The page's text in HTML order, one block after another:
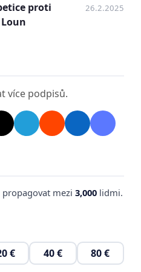
dostatečné diskuse s
by lépe reflektovala
o zjednosměrnění
vyváženého řešení.
a respektovat
proti
26.2.2025
více podpisů.
mezi 3,000 lidmi.
€ 40 € 80 €